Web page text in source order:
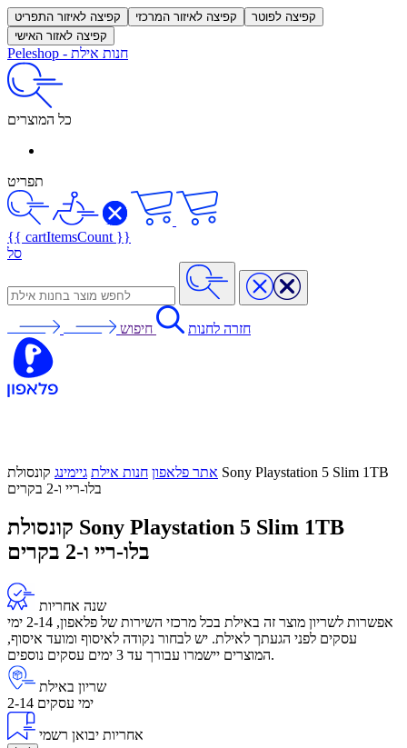
קפיצה לאיזור התפריט קפיצה לאיזור המרכזי
קפיצה לפוטר
קפיצה לאזור האישי
Peleshop - חנות אילת
כל המוצרים
תפריט
{{ cartItemsCount }}
סל
חזרה לחנות חיפוש
אתר פלאפון חנות אילת גיימינג קונסולת Sony Playstation 5 Slim 1TB
בלו-ריי ו-2 בקרים
קונסולת Sony Playstation 5 Slim 1TB
בלו-ריי ו-2 בקרים
שנה אחריות
אפשרות לשריון מוצר זה באילת בכל מרכזי השירות של פלאפון, 2-14 ימי
עסקים לפני הגעתך לאילת. יש לבחור נקודה לאיסוף ומועד איסוף,
המוצרים יישמרו עבורך עד 3 ימים עסקים נוספים.
שריון באילת
2-14 ימי עסקים
אחריות יבואן רשמי